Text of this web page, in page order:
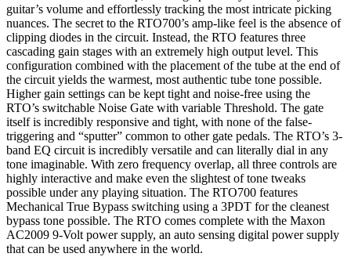
guitar’s volume and effortlessly tracking the most intricate picking
nuances. The secret to the RTO700’s amp-like feel is the absence of
clipping diodes in the circuit. Instead, the RTO features three
cascading gain stages with an extremely high output level. This
configuration combined with the placement of the tube at the end of
the circuit yields the warmest, most authentic tube tone possible.
Higher gain settings can be kept tight and noise-free using the
RTO’s switchable Noise Gate with variable Threshold. The gate
itself is incredibly responsive and tight, with none of the false-
triggering and “sputter” common to other gate pedals. The RTO’s 3-
band EQ circuit is incredibly versatile and can literally dial in any
tone imaginable. With zero frequency overlap, all three controls are
highly interactive and make even the slightest of tone tweaks
possible under any playing situation. The RTO700 features
Mechanical True Bypass switching using a 3PDT for the cleanest
bypass tone possible. The RTO comes complete with the Maxon
AC2009 9-Volt power supply, an auto sensing digital power supply
that can be used anywhere in the world.